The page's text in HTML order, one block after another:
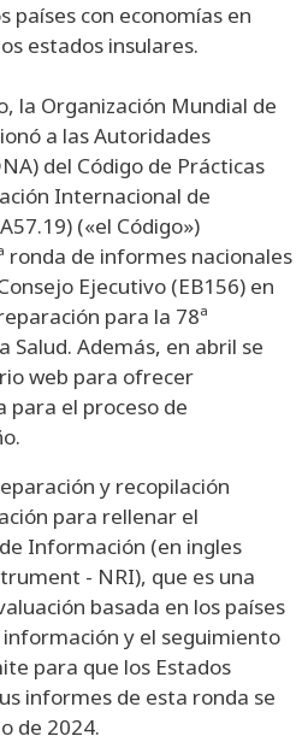
países con economías en
estados insulares.
la Organización Mundial de
a las Autoridades
del Código de Prácticas
Internacional de
(«el Código»)
ronda de informes nacionales
Ejecutivo (EB156) en
para la 78ª
Salud. Además, en abril se
web para ofrecer
para el proceso de
y recopilación
para rellenar el
Información (en ingles
- NRI), que es una
basada en los países
y el seguimiento
para que los Estados
informes de esta ronda se
de 2024.